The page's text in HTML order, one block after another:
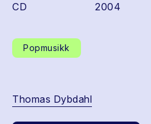
CD 2004
Popmusikk
Thomas Dybdahl